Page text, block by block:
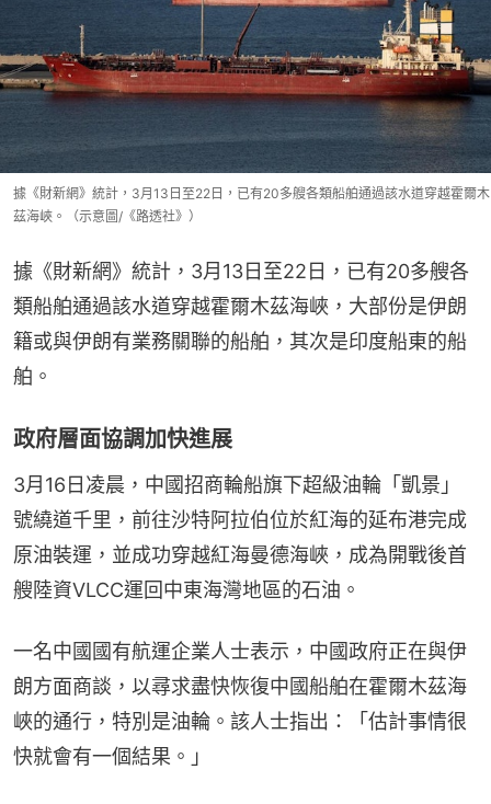
據《財新網》統計，3月13日至22日，已有20多艘各類船舶通過該水道穿越霍爾木
茲海峽。（示意圖/《路透社》）
據《財新網》統計，3月13日至22日，已有20多艘各
類船舶通過該水道穿越霍爾木茲海峽，大部份是伊朗
籍或與伊朗有業務關聯的船舶，其次是印度船東的船
舶。
政府層面協調加快進展
3月16日凌晨，中國招商輪船旗下超級油輪「凱景」
號繞道千里，前往沙特阿拉伯位於紅海的延布港完成
原油裝運，並成功穿越紅海曼德海峽，成為開戰後首
艘陸資VLCC運回中東海灣地區的石油。
一名中國國有航運企業人士表示，中國政府正在與伊
朗方面商談，以尋求盡快恢復中國船舶在霍爾木茲海
峽的通行，特別是油輪。該人士指出：「估計事情很
快就會有一個結果。」